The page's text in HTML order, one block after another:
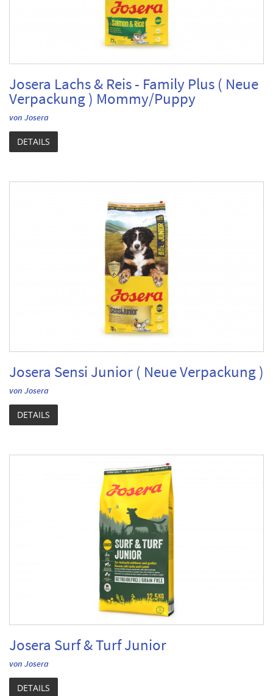
Josera Lachs & Reis - Family Plus ( Neue
Verpackung ) Mommy/Puppy
von Josera
DETAILS
Josera Sensi Junior ( Neue Verpackung )
von Josera
DETAILS
Josera Surf & Turf Junior
von Josera
DETAILS